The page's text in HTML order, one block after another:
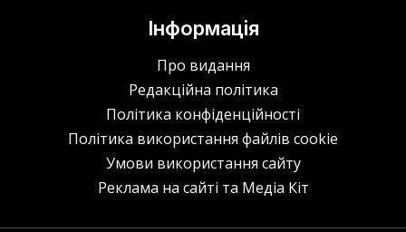
Інформація
Про видання
Редакційна політика
Політика конфіденційності
Політика використання файлів cookie
Умови використання сайту
Реклама на сайті та Медіа Кіт